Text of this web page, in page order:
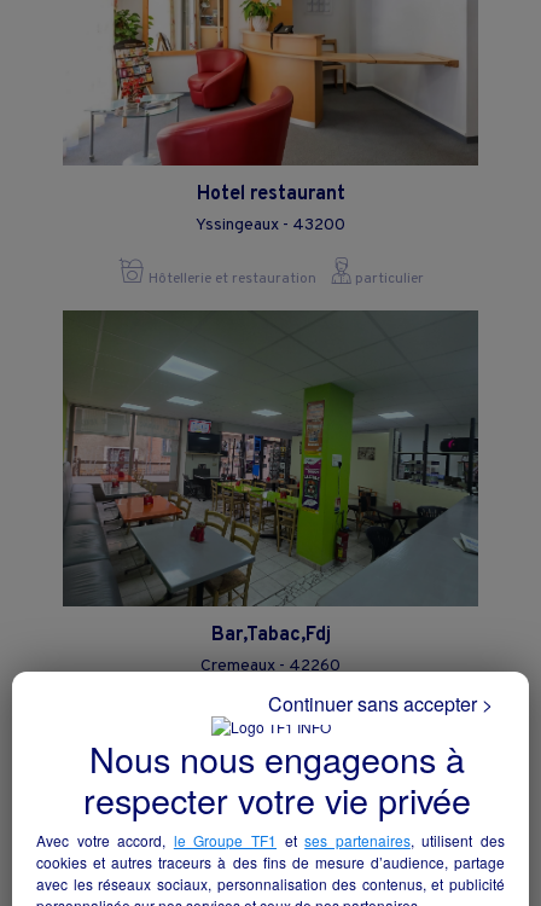
Hotel restaurant
Yssingeaux - 43200
Hôtellerie et restauration particulier
Bar,Tabac,Fdj
Cremeaux - 42260
Hôtellerie et restauration
Nous nous engageons à
respecter votre vie privée
Avec votre accord, le Groupe TF1 etses partenaires, utilisent des
cookies et autres traceurs à des fins de mesure d’audience, partage
avec les réseaux sociaux, personnalisation des contenus, et publicité
Continuer sans accepter >